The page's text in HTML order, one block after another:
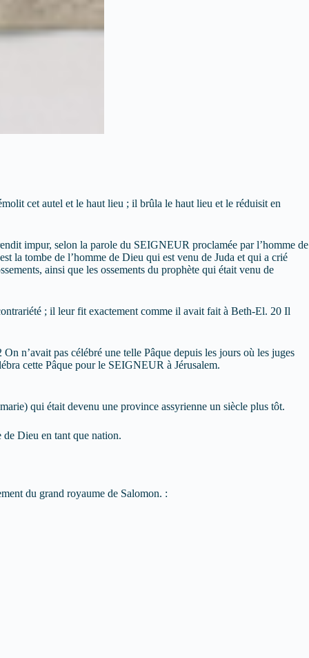
cet autel et le haut lieu ; il brûla le haut lieu et le réduisit en
impur, selon la parole du SEIGNEUR proclamée par l’homme de
la tombe de l’homme de Dieu qui est venu de Juda et qui a crié
ainsi que les ossements du prophète qui était venu de
; il leur fit exactement comme il avait fait à Beth-El. 20 Il
n’avait pas célébré une telle Pâque depuis les jours où les juges
cette Pâque pour le SEIGNEUR à Jérusalem.
qui était devenu une province assyrienne un siècle plus tôt.
de Dieu en tant que nation.
du grand royaume de Salomon. :